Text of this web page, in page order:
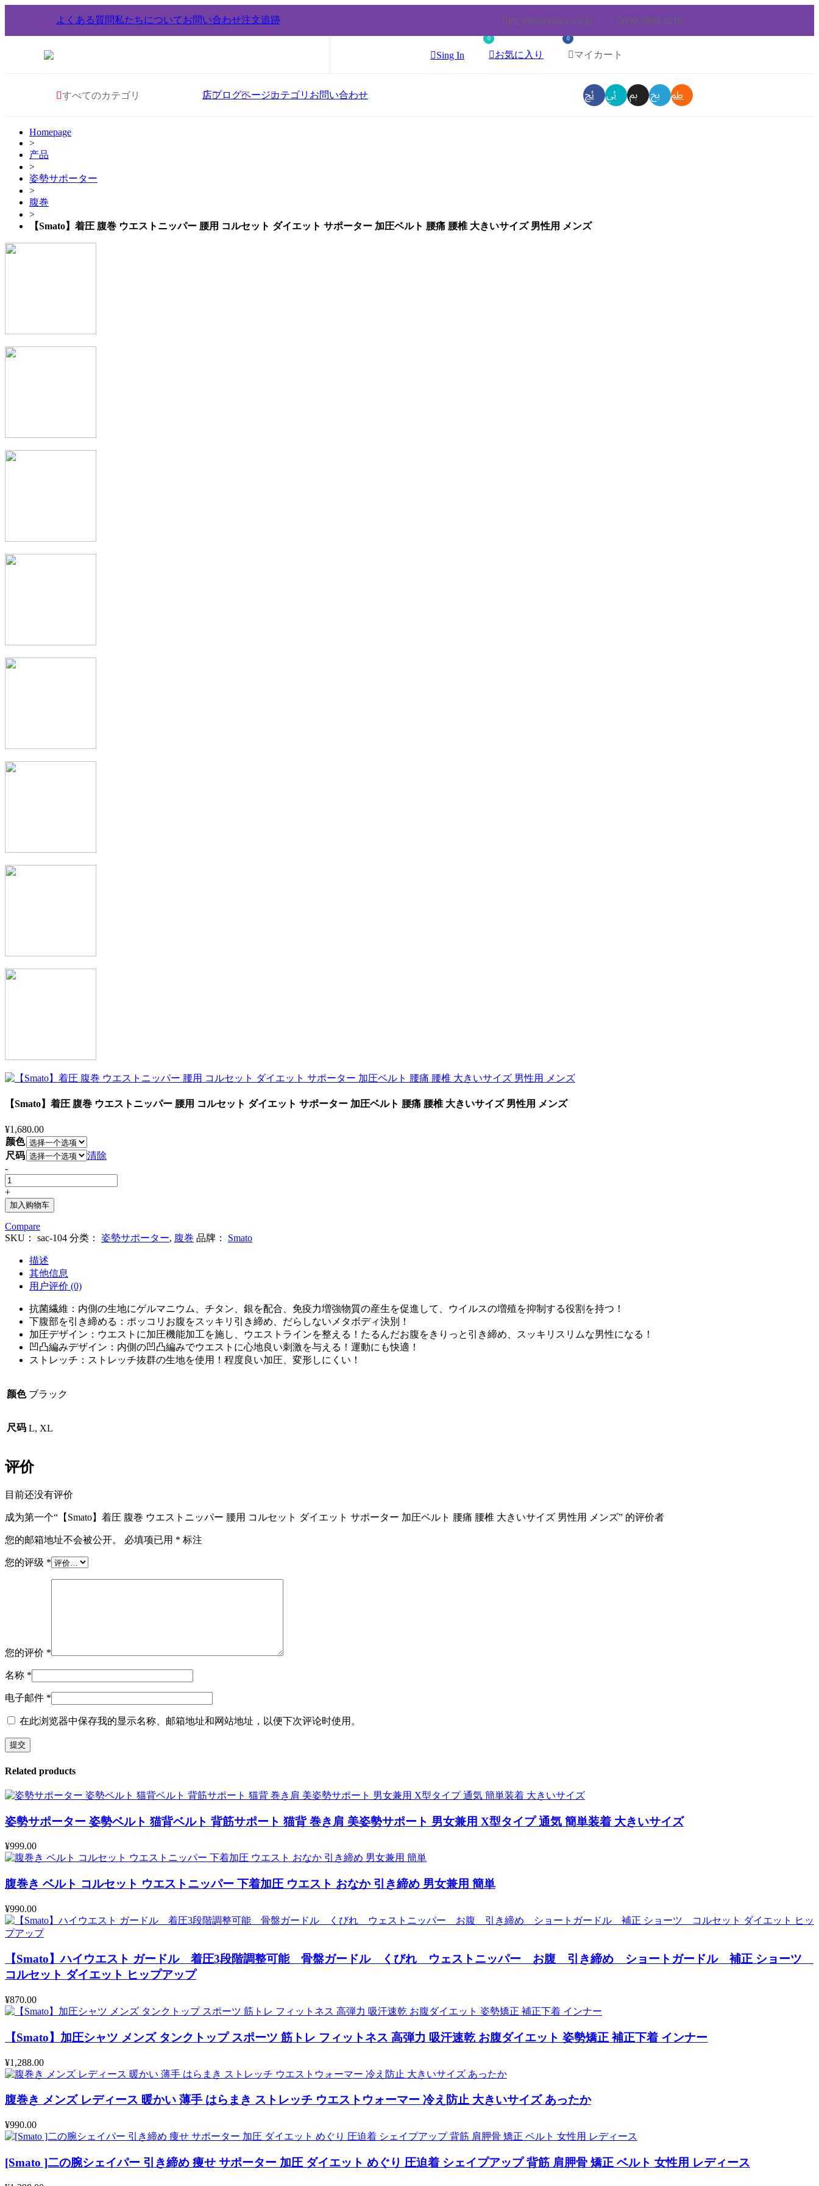
よくある質問私たちについてお問い合わせ注文追跡 jcf_info@yahoo.co.jp 050-5809-3218
Sing In
0
お気に入り
0
マイカート
すべてのカテゴリ 店ブログページカテゴリ お問い合わせ
Homepage
>
产品
>
姿勢サポーター
>
腹巻
>
【Smato】着圧 腹巻 ウエストニッパー 腰用 コルセット ダイエット サポーター 加圧ベルト 腰痛 腰椎 大きいサイズ 男性用 メンズ
【Smato】着圧 腹巻 ウエストニッパー 腰用 コルセット ダイエット サポーター 加圧ベルト 腰痛 腰椎 大きいサイズ 男性用 メンズ
¥1,680.00
颜色
尺码
清除
-
【Smato】
着
圧
巻
ウ
セ
ト
ダ
エ
ッ
サ
ポ
ー
タ
加
腰
大
き
い
サ
ズ
男
性
メ
ズ
量
+
加入购物车
Compare
SKU： sac-104 分类： 姿勢サポーター, 腹巻 品牌： Smato
描述
其他信息
用户评价 (0)
抗菌繊維：内側の生地にゲルマニウム、チタン、銀を配合、免疫力増強物質の産生を促進して、ウイルスの増殖を抑制する役割を持つ！
下腹部を引き締める：ポッコリお腹をスッキリ引き締め、だらしないメタボディ決別！
加圧デザイン：ウエストに加圧機能加工を施し、ウエストラインを整える！たるんだお腹をきりっと引き締め、スッキリスリムな男性になる！
凹凸編みデザイン：内側の凹凸編みでウエストに心地良い刺激を与える！運動にも快適！
ストレッチ：ストレッチ抜群の生地を使用！程度良い加圧、変形しにくい！
颜色 ブラック
尺码 L, XL
评价
目前还没有评价
成为第一个“【Smato】着圧 腹巻 ウエストニッパー 腰用 コルセット ダイエット サポーター 加圧ベルト 腰痛 腰椎 大きいサイズ 男性用 メンズ” 的评价者
您的邮箱地址不会被公开。 必填项已用 * 标注
您的评级 *
您的评价 *
名称 *
电子邮件 *
在此浏览器中保存我的显示名称、邮箱地址和网站地址，以便下次评论时使用。
Related products
姿勢サポーター 姿勢ベルト 猫背ベルト 背筋サポート 猫背 巻き肩 美姿勢サポート 男女兼用 X型タイプ 通気 簡単装着 大きいサイズ
¥999.00
腹巻き ベルト コルセット ウエストニッパー 下着加圧 ウエスト おなか 引き締め 男女兼用 簡単
¥990.00
【Smato】ハイウエスト ガードル 着圧3段階調整可能 骨盤ガードル くびれ ウェストニッパー お腹 引き締め ショートガードル 補正 ショーツ
コルセット ダイエット ヒップアップ
¥870.00
【Smato】加圧シャツ メンズ タンクトップ スポーツ 筋トレ フィットネス 高弾力 吸汗速乾 お腹ダイエット 姿勢矯正 補正下着 インナー
¥1,288.00
腹巻き メンズ レディース 暖かい 薄手 はらまき ストレッチ ウエストウォーマー 冷え防止 大きいサイズ あったか
¥990.00
[Smato ]二の腕シェイパー 引き締め 痩せ サポーター 加圧 ダイエット めぐり 圧迫着 シェイプアップ 背筋 肩胛骨 矯正 ベルト 女性用 レディース